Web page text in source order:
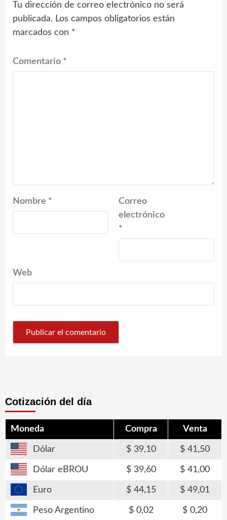
Tu dirección de correo electrónico no será
publicada. Los campos obligatorios están
marcados con *
Comentario *
Nombre *
Correo
electrónico
*
Web
Cotización del día
Moneda Compra Venta
Dólar 39,10 41,50
Dólar eBROU 39,60 41,00
Euro 44,15 49,01
Peso Argentino 0,02 0,20